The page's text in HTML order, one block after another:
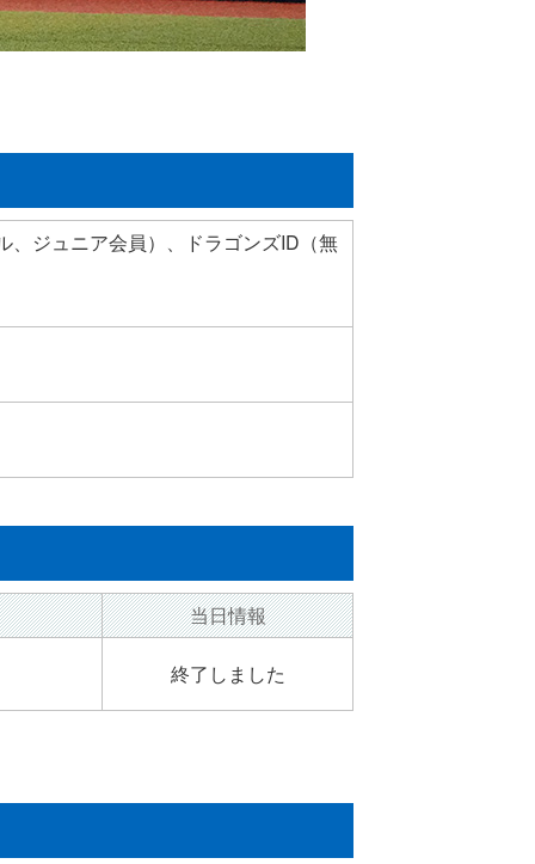
、ジュニア会員）、ドラゴンズID（無
当日情報
終了しました